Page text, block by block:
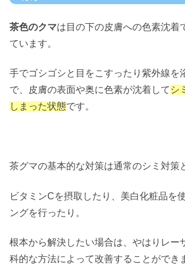
茶色のクマは目の下の皮膚への色素沈着
ています。
手でゴシゴシと目をこすったり紫外線を
で、皮膚の表面や奥に色素が沈着して シ
しまった状態です。
茶グマの基本的な対策は通常のシミ対策
ビタミンCを摂取したり、美白化粧品を
ングを行ったり。
根本から解決したい場合は、やはりレー
科的な方法によって改善することができ